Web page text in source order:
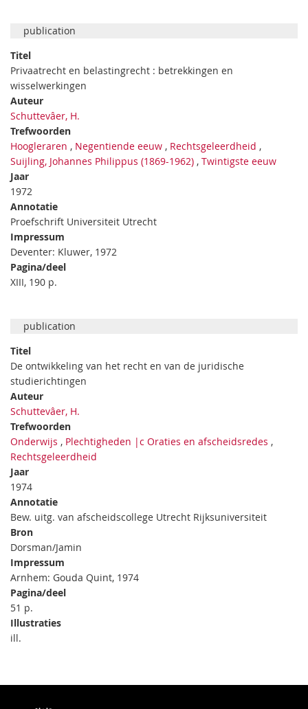
publication
Titel
Privaatrecht en belastingrecht : betrekkingen en
wisselwerkingen
Auteur
Schuttevâer, H.
Trefwoorden
Hoogleraren , Negentiende eeuw , Rechtsgeleerdheid ,
Suijling, Johannes Philippus (1869-1962) , Twintigste eeuw
Jaar
1972
Annotatie
Proefschrift Universiteit Utrecht
Impressum
Deventer: Kluwer, 1972
Pagina/deel
XIII, 190 p.
publication
Titel
De ontwikkeling van het recht en van de juridische
studierichtingen
Auteur
Schuttevâer, H.
Trefwoorden
Onderwijs , Plechtigheden |c Oraties en afscheidsredes ,
Rechtsgeleerdheid
Jaar
1974
Annotatie
Bew. uitg. van afscheidscollege Utrecht Rijksuniversiteit
Bron
Dorsman/Jamin
Impressum
Arnhem: Gouda Quint, 1974
Pagina/deel
51 p.
Illustraties
ill.